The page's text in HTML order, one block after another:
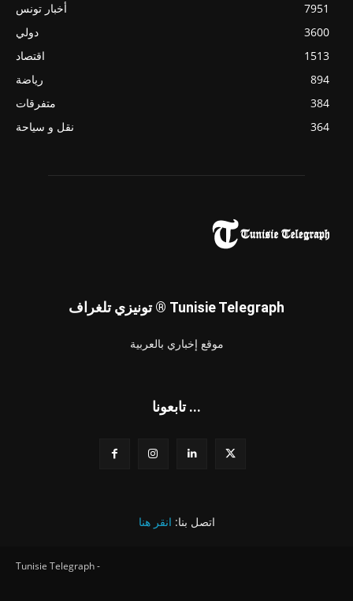
أخبار تونس
7951
دولي
3600
اقتصاد
1513
رياضة
894
متفرقات
384
نقل و سياحة
364
تونيزي تلغراف ® Tunisie Telegraph
موقع إخباري بالعربية
تابعونا ...
اتصل بنا: انقر هنا
Tunisie Telegraph -